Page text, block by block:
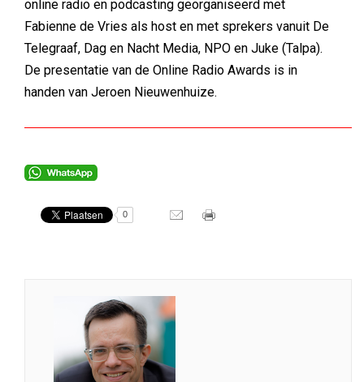
online radio en podcasting georganiseerd met
Fabienne de Vries als host en met sprekers vanuit De
Telegraaf, Dag en Nacht Media, NPO en Juke (Talpa).
De presentatie van de Online Radio Awards is in
handen van Jeroen Nieuwenhuize.
0